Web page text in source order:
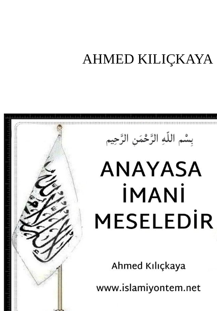
AHMED KILIÇKAYA